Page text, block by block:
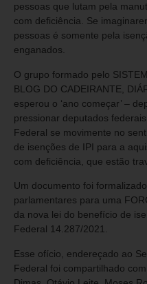
pessoas que lutam pela
com deficiência. Se
pessoas é somente pela
enganados.
O grupo formado pelo
BLOG DO CADEIRANTE,
esperou o ‘ano começar’ –
pressionar deputados
Federal se movimente no
de isenções de IPI para a
com deficiência, que estão
Um documento foi
parlamentares para uma
da nova lei do benefício de
Federal 14.287/2021.
Esse ofício, endereçado ao
Federal foi compartilhado